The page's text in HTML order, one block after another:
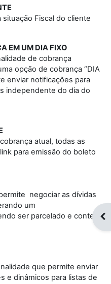
situação Fiscal do cliente
EM UM DIA FIXO
de cobrança
opção de cobrança “DIA
enviar notificações para
independente do dia do
atual, todas as
para emissão do boleto
negociar as dívidas
um
ser parcelado e conter
que permite enviar
e dinâmicos para listas de